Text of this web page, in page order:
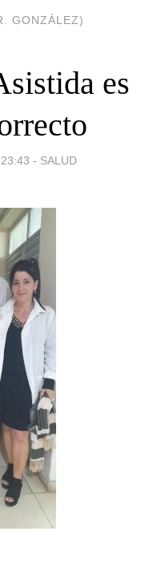
GONZÁLEZ)
es
- SALUD